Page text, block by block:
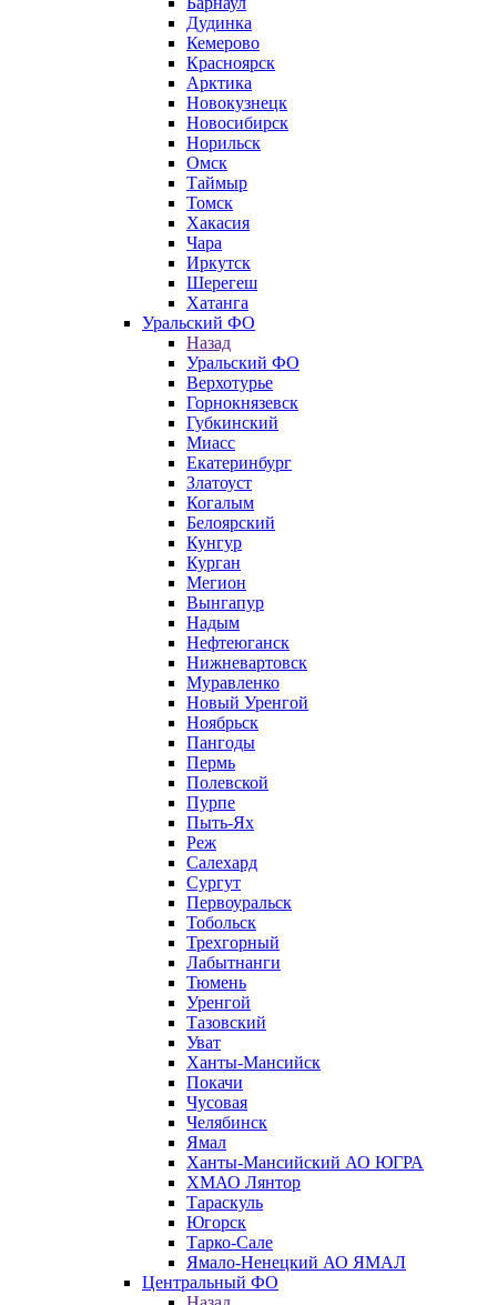
Дудинка
Кемерово
Красноярск
Арктика
Новокузнецк
Новосибирск
Норильск
Омск
Таймыр
Томск
Хакасия
Чара
Иркутск
Шерегеш
Хатанга
Уральский ФО
Назад
Уральский ФО
Верхотурье
Горнокнязевск
Губкинский
Миасс
Екатеринбург
Златоуст
Когалым
Белоярский
Кунгур
Курган
Мегион
Вынгапур
Надым
Нефтеюганск
Нижневартовск
Муравленко
Новый Уренгой
Ноябрьск
Пангоды
Пермь
Полевской
Пурпе
Пыть-Ях
Реж
Салехард
Сургут
Первоуральск
Тобольск
Трехгорный
Лабытнанги
Тюмень
Уренгой
Тазовский
Уват
Ханты-Мансийск
Покачи
Чусовая
Челябинск
Ямал
Ханты-Мансийский АО ЮГРА
ХМАО Лянтор
Тараскуль
Югорск
Тарко-Сале
Ямало-Ненецкий АО ЯМАЛ
Центральный ФО